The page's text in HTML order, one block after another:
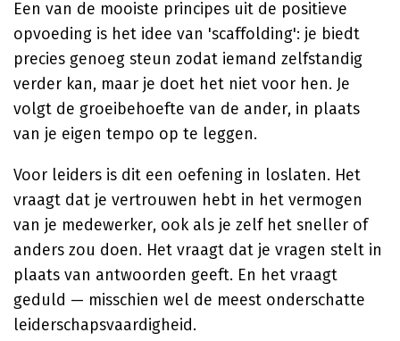
Een van de mooiste principes uit de positieve
opvoeding is het idee van 'scaffolding': je biedt
precies genoeg steun zodat iemand zelfstandig
verder kan, maar je doet het niet voor hen. Je
volgt de groeibehoefte van de ander, in plaats
van je eigen tempo op te leggen.
Voor leiders is dit een oefening in loslaten. Het
vraagt dat je vertrouwen hebt in het vermogen
van je medewerker, ook als je zelf het sneller of
anders zou doen. Het vraagt dat je vragen stelt in
plaats van antwoorden geeft. En het vraagt
geduld — misschien wel de meest onderschatte
leiderschapsvaardigheid.